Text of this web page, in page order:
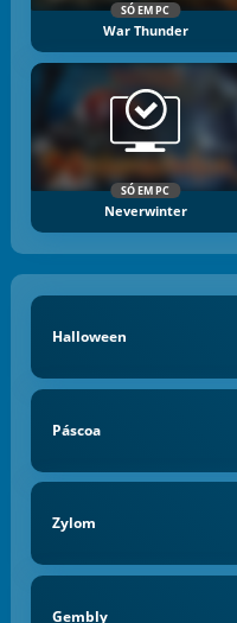
SÓ EM PC
War Thunder
SÓ EM PC
Neverwinter
Halloween
Páscoa
Zylom
Gembly